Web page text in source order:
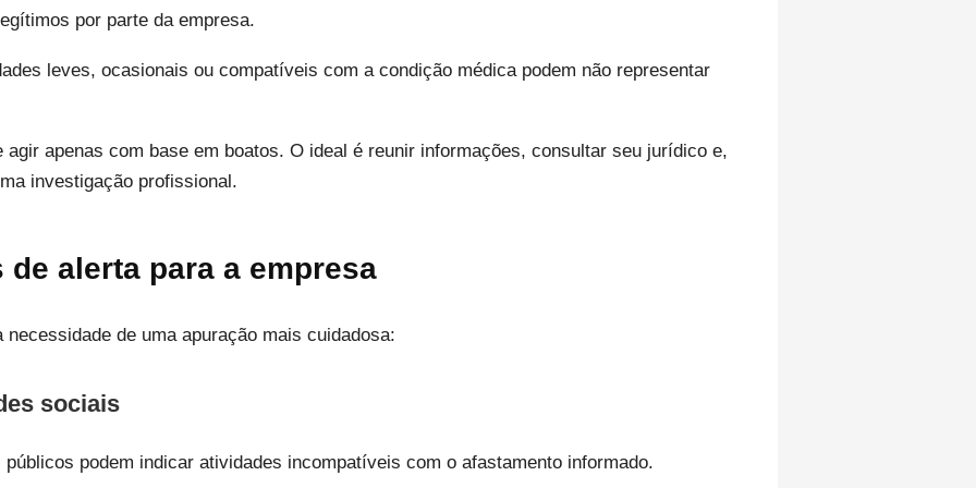
por parte da empresa.
leves, ocasionais ou compatíveis com a condição médica podem não representar
apenas com base em boatos. O ideal é reunir informações, consultar seu jurídico e,
investigação profissional.
alerta para a empresa
de uma apuração mais cuidadosa:
sociais
podem indicar atividades incompatíveis com o afastamento informado.